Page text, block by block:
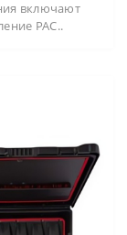
включают
PAC..